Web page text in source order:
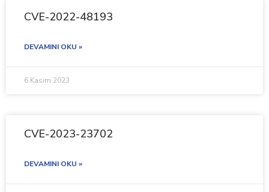
CVE-2022-48193
DEVAMINI OKU »
6 Kasım 2023
CVE-2023-23702
DEVAMINI OKU »